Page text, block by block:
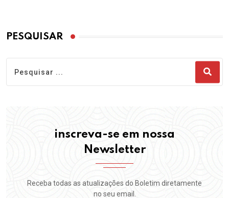
PESQUISAR
inscreva-se em nossa
Newsletter
Receba todas as atualizações do Boletim diretamente
no seu email.